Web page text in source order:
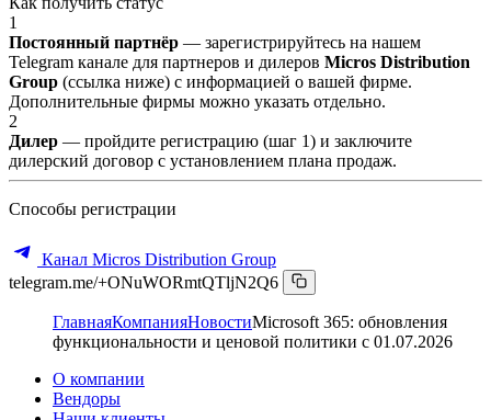
1
Постоянный партнёр — зарегистрируйтесь на нашем
Telegram канале для партнеров и дилеров Micros Distribution
Group (ссылка ниже) с информацией о вашей фирме.
Дополнительные фирмы можно указать отдельно.
2
Дилер — пройдите регистрацию (шаг 1) и заключите
дилерский договор с установлением плана продаж.
Способы регистрации
Канал Micros Distribution Group
telegram.me/+ONuWORmtQTljN2Q6
ГлавнаяКомпанияНовостиMicrosoft 365: обновления
функциональности и ценовой политики с 01.07.2026
О компании
Вендоры